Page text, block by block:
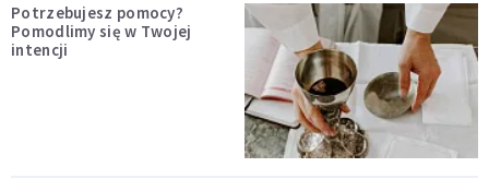
Potrzebujesz pomocy?
Pomodlimy się w Twojej
intencji